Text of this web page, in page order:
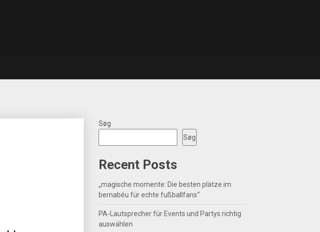
Søg
Søg
Recent Posts
„magische momente: Die besten plätze im
bernabéu für echte fußballfans“
PA-Lautsprecher für Events und Partys richtig
auswählen